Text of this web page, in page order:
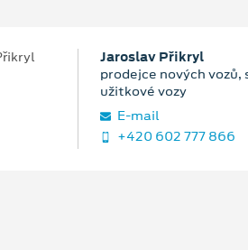
Jaroslav Přikryl
prodejce nových
užitkové vozy
E‑mail
+420 602 777 866